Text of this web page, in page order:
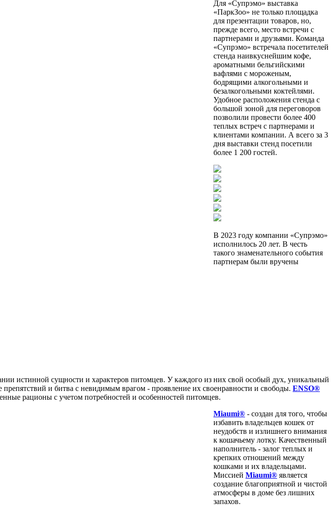
Для «Супрэмо» выставка
«ПаркЗоо» не только площадка
для презентации товаров, но,
прежде всего, место встречи с
партнерами и друзьями. Команда
«Супрэмо» встречала посетителей
стенда наивкуснейшим кофе,
ароматными бельгийскими
вафлями с мороженым,
бодрящими алкогольными и
безалкогольными коктейлями.
Удобное расположения стенда с
большой зоной для переговоров
позволили провести более 400
теплых встреч с партнерами и
клиентами компании. А всего за 3
дня выставки стенд посетили
более 1 200 гостей.
В 2023 году компании «Супрэмо»
исполнилось 20 лет. В честь
такого знаменательного события
партнерам были вручены
истинной сущности и характеров питомцев. У каждого из них свой особый дух, уникальный
и битва с невидимым врагом - проявление их своенравности и свободы. ENSO®
рационы с учетом потребностей и особенностей питомцев.
Miaumi® - создан для того, чтобы
избавить владельцев кошек от
неудобств и излишнего внимания
к кошачьему лотку. Качественный
наполнитель - залог теплых и
крепких отношений между
кошками и их владельцами.
Миссией Miaumi® является
создание благоприятной и чистой
атмосферы в доме без лишних
запахов.